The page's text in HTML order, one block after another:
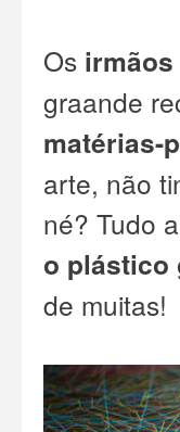
Os irmãos
graande
matérias-
arte, não
né? Tudo
o plástico
de muitas!